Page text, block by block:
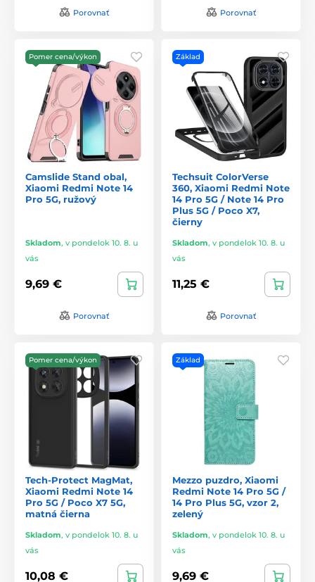
Porovnať Porovnať
Pomer cena/výkon
Camslide Stand obal,
Xiaomi Redmi Note 14
Pro 5G, ružový
Skladom, v pondelok 10. 8. u
vás
9,69 €
Porovnať
Základ
Techsuit ColorVerse
360, Xiaomi Redmi Note
14 Pro 5G / Note 14 Pro
Plus 5G / Poco X7,
čierny
Skladom, v pondelok 10. 8. u
vás
11,25 €
Porovnať
Pomer cena/výkon
Tech-Protect MagMat,
Xiaomi Redmi Note 14
Pro 5G / Poco X7 5G,
matná čierna
Skladom, v pondelok 10. 8. u
vás
10,08 €
Základ
Mezzo puzdro, Xiaomi
Redmi Note 14 Pro 5G /
14 Pro Plus 5G, vzor 2,
zelený
Skladom, v pondelok 10. 8. u
vás
9,69 €